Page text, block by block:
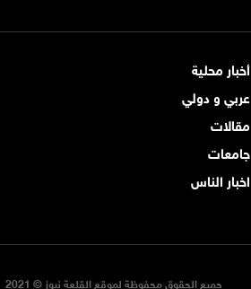
أخبار محلية
عربي و دولي
مقالات
جامعات
اخبار الناس
جميع الحقوق محفوظة لموقع القلعة نيوز © 2021